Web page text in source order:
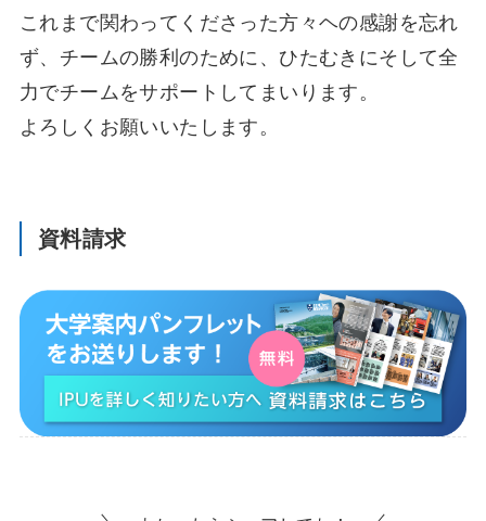
これまで関わってくださった方々ヘの感謝を忘れ
ず、チームの勝利のために、ひたむきにそして全
力でチームをサポートしてまいります。
よろしくお願いいたします。
資料請求